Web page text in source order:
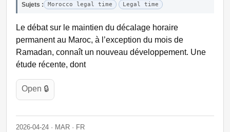
Sujets : Morocco legal time Legal time
Le débat sur le maintien du décalage horaire
permanent au Maroc, à l’exception du mois de
Ramadan, connaît un nouveau développement. Une
étude récente, dont
Open 🔒
2026-04-24 · MAR · FR